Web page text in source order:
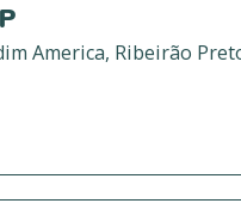
America, Ribeirão